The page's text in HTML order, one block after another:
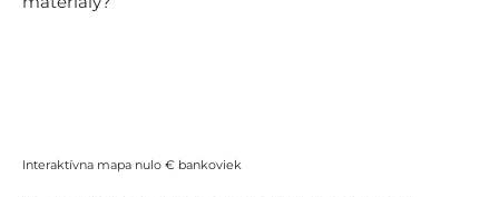
Interaktívna mapa nulo € bankoviek